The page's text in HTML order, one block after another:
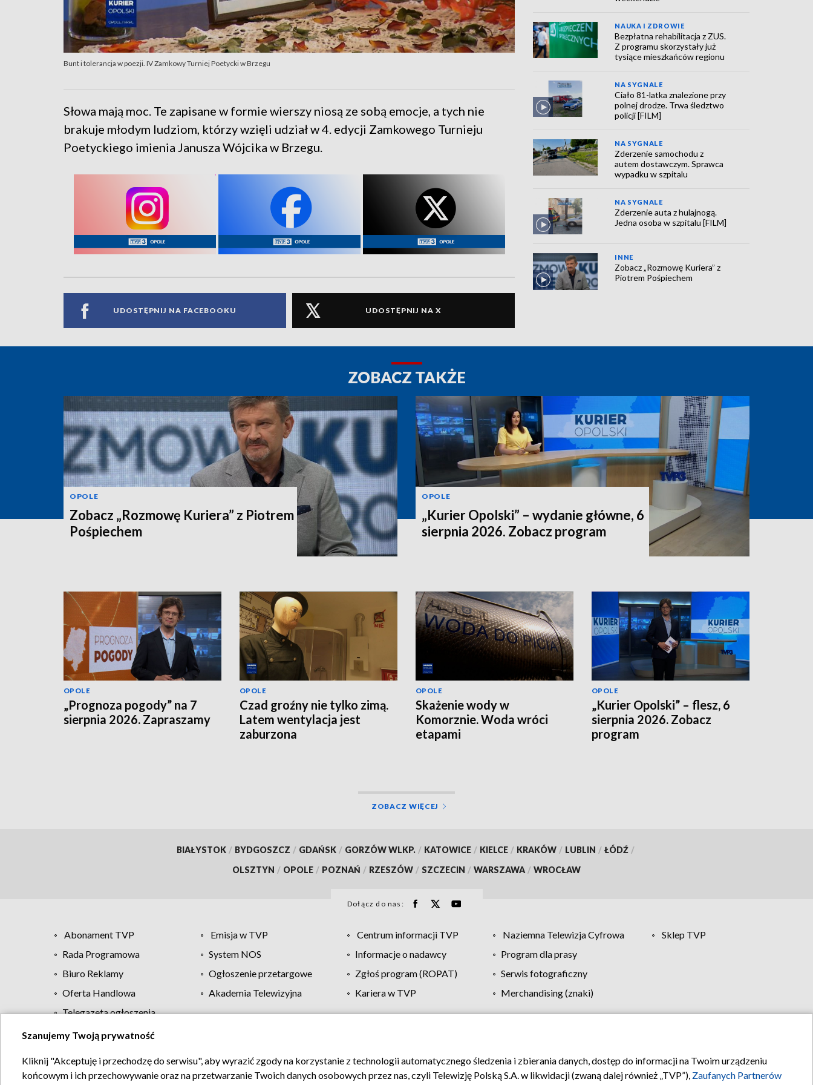
Bunt i tolerancja w poezji. IV Zamkowy Turniej Poetycki w Brzegu
Słowa mają moc. Te zapisane w formie wierszy niosą ze sobą emocje, a tych nie
brakuje młodym ludziom, którzy wzięli udział w 4. edycji Zamkowego Turnieju
Poetyckiego imienia Janusza Wójcika w Brzegu.
UDOSTĘPNIJ NA FACEBOOKU UDOSTĘPNIJ NA X
NAUKA I ZDROWIE
Bezpłatna rehabilitacja z ZUS.
Z programu skorzystały już
tysiące mieszkańców regionu
NA SYGNALE
Ciało 81-latka znalezione przy
polnej drodze. Trwa śledztwo
policji [FILM]
NA SYGNALE
Zderzenie samochodu z
autem dostawczym. Sprawca
wypadku w szpitalu
NA SYGNALE
Zderzenie auta z hulajnogą.
Jedna osoba w szpitalu [FILM]
INNE
Zobacz „Rozmowę Kuriera” z
Piotrem Pośpiechem
ZOBACZ TAKŻE
OPOLE
Zobacz „Rozmowę Kuriera” z Piotrem
Pośpiechem
OPOLE
„Kurier Opolski” – wydanie główne, 6
sierpnia 2026. Zobacz program
OPOLE
„Prognoza pogody” na 7
sierpnia 2026. Zapraszamy
OPOLE
Czad groźny nie tylko zimą.
Latem wentylacja jest
zaburzona
OPOLE
Skażenie wody w
Komorznie. Woda wróci
etapami
OPOLE
„Kurier Opolski” – flesz, 6
sierpnia 2026. Zobacz
program
ZOBACZ WIĘCEJ
BIAŁYSTOK / BYDGOSZCZ / GDAŃSK / GORZÓW WLKP. / KATOWICE / KIELCE / KRAKÓW / LUBLIN / ŁÓDŹ /
OLSZTYN / OPOLE / POZNAŃ / RZESZÓW / SZCZECIN / WARSZAWA / WROCŁAW
Dołącz do nas:
Abonament TVP Emisja w TVP Centrum informacji TVP Naziemna Telewizja Cyfrowa
Sklep TVP
Rada Programowa
System NOS Informacje o nadawcy
Program dla prasy
Biuro Reklamy
Ogłoszenie przetargowe Zgłoś program (ROPAT)
Serwis fotograficzny
Oferta Handlowa
Akademia Telewizyjna Kariera w TVP
Merchandising (znaki)
Telegazeta ogłoszenia
Regulamin TVP Polityka prywatności Moje zgody Pomoc Biuro reklamy Kontakt
Szanujemy Twoją prywatność
Kliknij "Akceptuję i przechodzę do serwisu", aby wyrazić zgody na korzystanie z technologii automatycznego śledzenia i zbierania danych, dostęp do informacji na Twoim urządzeniu
końcowym i ich przechowywanie oraz na przetwarzanie Twoich danych osobowych przez nas, czyli Telewizję Polską S.A. w likwidacji (zwaną dalej również „TVP”), Zaufanych Partnerów